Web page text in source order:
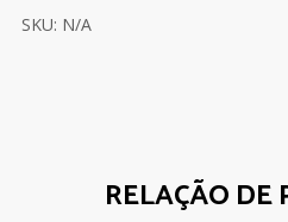
SKU: N/A
RELAÇÃO DE